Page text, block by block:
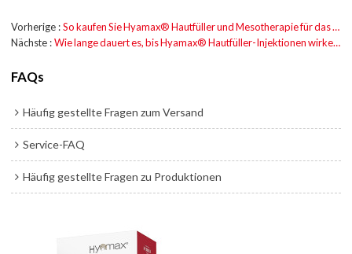
Vorherige
So kaufen Sie Hyamax® Hautfüller und Mesotherapie für das Gesicht?
Nächste
Wie lange dauert es, bis Hyamax® Hautfüller-Injektionen wirken?
FAQs
Häufig gestellte Fragen zum Versand
Service-FAQ
Häufig gestellte Fragen zu Produktionen